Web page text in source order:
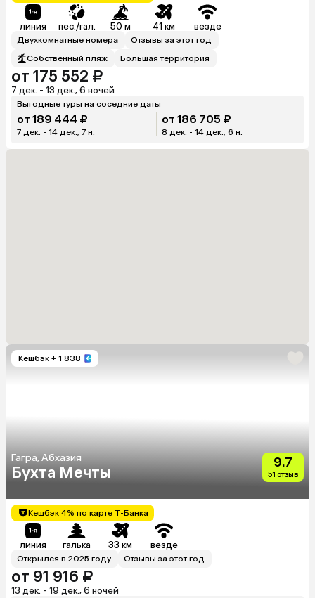
линия пес./гал. 50 м 41 км везде
Двухкомнатные номера
Отзывы за этот год
Собственный пляж
Большая территория
от 175 552 ₽
7 дек. - 13 дек., 6 ночей
Выгодные туры на соседние даты
от 189 444 ₽
7 дек. - 14 дек., 7 н.
от 186 705 ₽
8 дек. - 14 дек., 6 н.
Кешбэк + 1 838
Гагра, Абхазия
Бухта Мечты
9.7
51 отзыв
Кешбэк 4% по карте Т-Банка
линия галька 33 км везде
Открылся в 2025 году Отзывы за этот год
от 91 916 ₽
13 дек. - 19 дек., 6 ночей